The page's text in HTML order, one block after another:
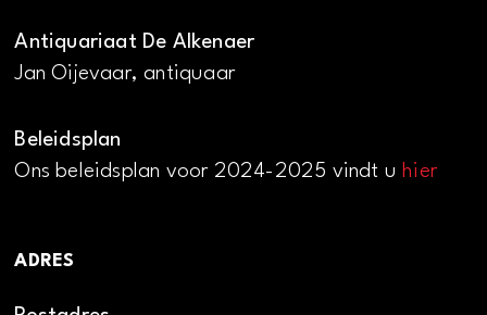
Antiquariaat De Alkenaer
Jan Oijevaar, antiquaar
Beleidsplan
Ons beleidsplan voor 2024-2025 vindt u hier
ADRES